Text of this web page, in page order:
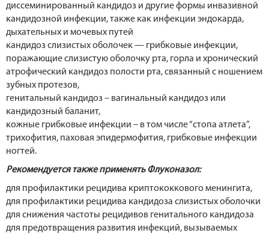
диссеминированный кандидоз и другие формы инвазивной
кандидозной инфекции, также как инфекции эндокарда,
дыхательных и мочевых путей
кандидоз слизистых оболочек — грибковые инфекции,
поражающие слизистую оболочку рта, горла и хронический
атрофический кандидоз полости рта, связанный с ношением
зубных протезов,
генитальный кандидоз – вагинальный кандидоз или
кандидозный баланит,
кожные грибковые инфекции – в том числе “стопа атлета”,
трихофития, паховая эпидермофития, грибковые инфекции
ногтей.
Рекомендуется также применять Флуконазол:
для профилактики рецидива криптококкового менингита,
для профилактики рецидива кандидоза слизистых оболочки
для снижения частоты рецидивов генитального кандидоза
для предотвращения развития инфекций, вызываемых